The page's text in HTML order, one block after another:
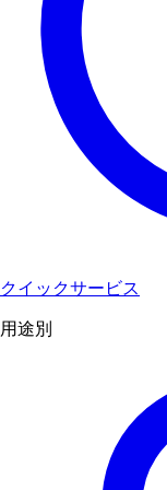
クイックサービス
用途別